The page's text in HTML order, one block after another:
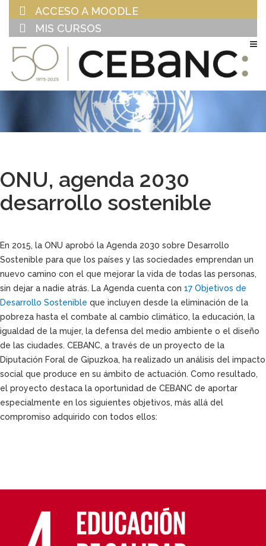
ACCESO A MOODLE
MIS CURSOS
ONU, agenda 2030
desarrollo sostenible
En 2015, la ONU aprobó la Agenda 2030 sobre Desarrollo
Sostenible para que los países y las sociedades emprendan un
nuevo camino con el que mejorar la vida de todas las personas,
sin dejar a nadie atrás. La Agenda cuenta con 17 Objetivos de
Desarrollo Sostenible que incluyen desde la eliminación de la
pobreza hasta el combate al cambio climático, la educación, la
igualdad de la mujer, la defensa del medio ambiente o el diseño
de las ciudades. CEBANC, a través de un proyecto de la
Diputación Foral de Gipuzkoa, ha realizado un análisis del impacto
social que produce en su ámbito de actuación. Como resultado,
el proyecto destaca la oportunidad de CEBANC de aportar
especialmente en los siguientes objetivos, más allá del
compromiso adquirido con todos ellos: